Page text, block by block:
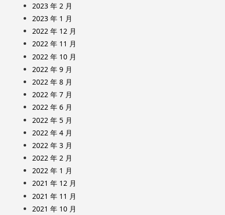
2023 年 2 月
2023 年 1 月
2022 年 12 月
2022 年 11 月
2022 年 10 月
2022 年 9 月
2022 年 8 月
2022 年 7 月
2022 年 6 月
2022 年 5 月
2022 年 4 月
2022 年 3 月
2022 年 2 月
2022 年 1 月
2021 年 12 月
2021 年 11 月
2021 年 10 月